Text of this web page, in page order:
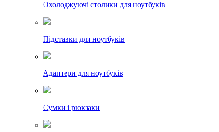
Охолоджуючі столики для ноутбуків
Підставки для ноутбуків
Адаптери для ноутбуків
Сумки і рюкзаки